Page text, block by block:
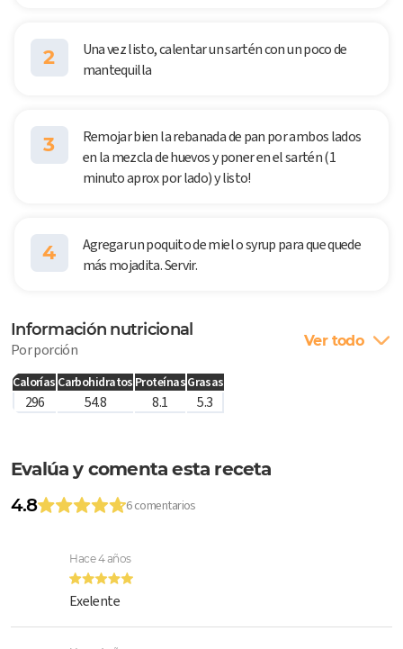
2
Una vez listo, calentar un sartén con un poco de
mantequilla
3
Remojar bien la rebanada de pan por ambos lados
en la mezcla de huevos y poner en el sartén (1
minuto aprox por lado) y listo!
4
Agregar un poquito de miel o syrup para que quede
más mojadita. Servir.
Información nutricional
Por porción Ver todo
Calorías Carbohidratos ProteínasGrasas
296 54.8 8.1 5.3
Evalúa y comenta esta receta
4.8
6 comentarios
Hace 4 años
Exelente